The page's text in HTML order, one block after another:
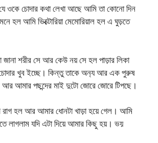
ওকে চোদার কথা লেখা আছে আমি তা কোনো দিন
হল আমি ভিক্টোরিয়া মেমোরিয়াল হল এ ঘুড়তে
জানা শরীর সে আর কেউ নয় সে হল পাড়ার লিকা
চোদার খুব ইচ্ছে। কিন্তু তাকে অন‍্য আর এক পুরুষ
আমার পছন্দের মাই দুটো জোরে জোরে টিপছে।
রাগ হল আর আমার ধোনটা খাড়া হয়ে গেল। আমি
লাগলাম যদি এটা দিয়ে আমার কিছু হয়। ভয়